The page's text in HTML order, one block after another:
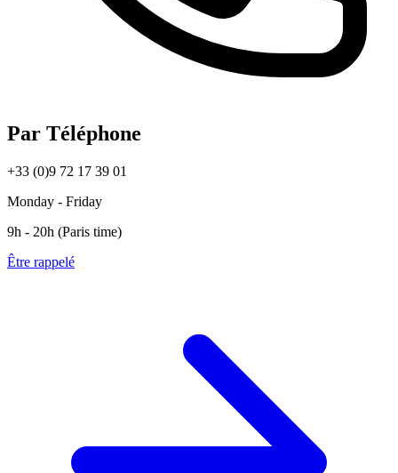
Par Téléphone
+33 (0)9 72 17 39 01
Monday - Friday
9h - 20h (Paris time)
Être rappelé